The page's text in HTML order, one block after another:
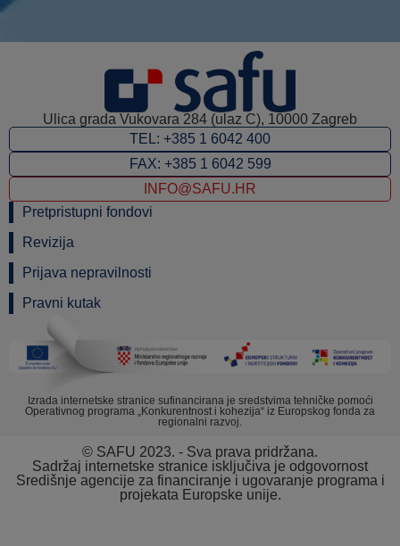
Ulica grada Vukovara 284 (ulaz C), 10000 Zagreb
TEL: +385 1 6042 400
FAX: +385 1 6042 599
INFO@SAFU.HR
Pretpristupni fondovi
Revizija
Prijava nepravilnosti
Pravni kutak
Izrada internetske stranice sufinancirana je sredstvima tehničke pomoći
Operativnog programa „Konkurentnost i kohezija“ iz Europskog fonda za
regionalni razvoj.
© SAFU 2023. - Sva prava pridržana.
Sadržaj internetske stranice isključiva je odgovornost
Središnje agencije za financiranje i ugovaranje programa i
projekata Europske unije.